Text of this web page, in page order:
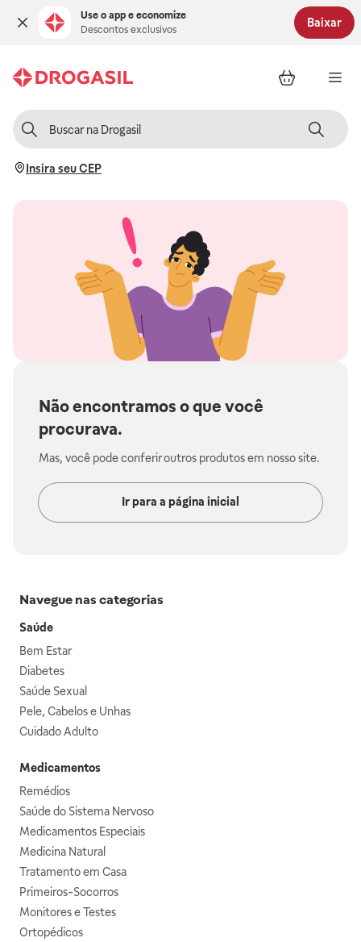
Use o app e economize
Descontos exclusivos
Baixar
Insira seu CEP
Não encontramos o que você
procurava.
Mas, você pode conferir outros produtos em nosso site.
Ir para a página inicial
Navegue nas categorias
Saúde
Bem Estar
Diabetes
Saúde Sexual
Pele, Cabelos e Unhas
Cuidado Adulto
Medicamentos
Remédios
Saúde do Sistema Nervoso
Medicamentos Especiais
Medicina Natural
Tratamento em Casa
Primeiros-Socorros
Monitores e Testes
Ortopédicos